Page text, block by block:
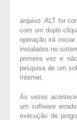
arquivo .ALT for
com um duplo
operação irá
instalados no
primeira vez e
pesquisa de um
Internet.
Às vezes
um software
execução de